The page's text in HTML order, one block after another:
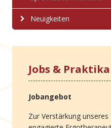
Neuigkeiten
Jobs & Praktika
Jobangebot
Zur Verstärkung